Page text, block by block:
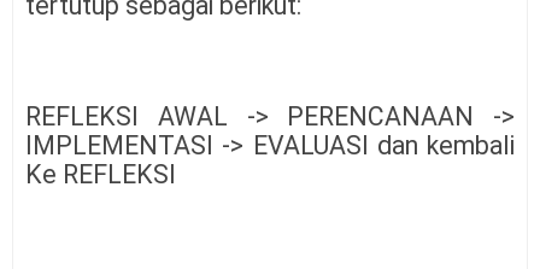
REFLEKSI AWAL -> PERENCANAAN ->
IMPLEMENTASI -> EVALUASI dan kembali
Ke REFLEKSI